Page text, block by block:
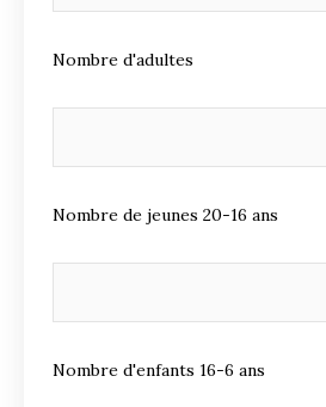
Nombre d'adultes
Nombre de jeunes 20-16 ans
Nombre d'enfants 16-6 ans